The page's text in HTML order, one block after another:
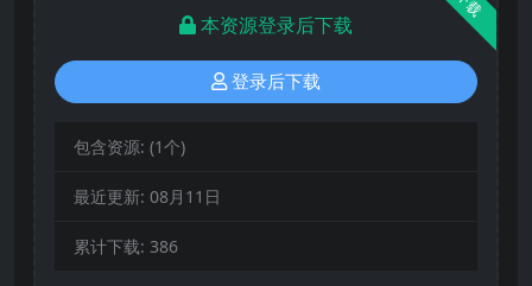
本资源登录后下载
登录后下载
包含资源: (1个)
最近更新: 08月11日
累计下载: 386